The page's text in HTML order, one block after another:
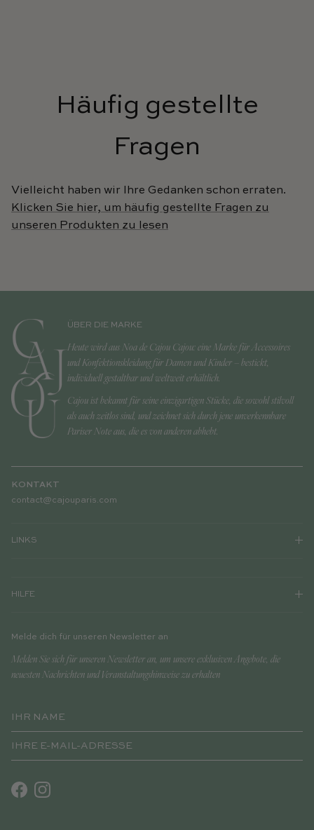
Häufig gestellte
Fragen
Vielleicht haben wir Ihre Gedanken schon erraten.
Klicken Sie hier, um häufig gestellte Fragen zu
unseren Produkten zu lesen
ÜBER DIE MARKE
Heute wird aus Noa de Cajou Cajou: eine Marke für Accessoires
und Konfektionskleidung für Damen und Kinder – bestickt,
individuell gestaltbar und weltweit erhältlich.
Cajou ist bekannt für seine einzigartigen Stücke, die sowohl stilvoll
als auch zeitlos sind, und zeichnet sich durch jene unverkennbare
Pariser Note aus, die es von anderen abhebt.
KONTAKT
contact@cajouparis.com
LINKS
HILFE
Melde dich für unseren Newsletter an
Melden Sie sich für unseren Newsletter an, um unsere exklusiven Angebote, die
neuesten Nachrichten und Veranstaltungshinweise zu erhalten
FacebookInstagram